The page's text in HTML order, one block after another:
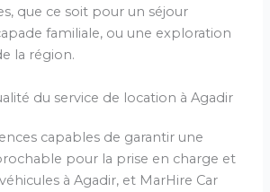
que ce soit pour un séjour
familiale, ou une exploration
la région.
du service de location à Agadir
capables de garantir une
pour la prise en charge et
à Agadir, et MarHire Car